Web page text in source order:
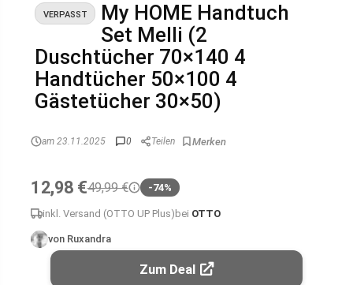
VERPASST
My HOME Handtuch
Set Melli (2
Duschtücher 70×140 4
Handtücher 50×100 4
Gästetücher 30×50)
am 23.11.2025 0 Teilen
12,98 €49,99 € -74%
inkl. Versand (OTTO UP Plus) bei OTTO
von Ruxandra
Zum Deal